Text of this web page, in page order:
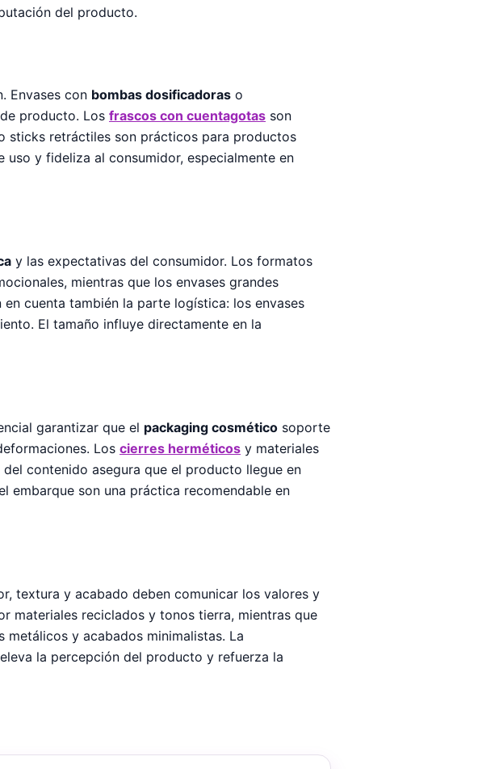
del producto.
Envases con bombas dosificadoras o
producto. Los frascos con cuentagotas son
sticks retráctiles son prácticos para productos
y fideliza al consumidor, especialmente en
y las expectativas del consumidor. Los formatos
mientras que los envases grandes
cuenta también la parte logística: los envases
El tamaño influye directamente en la
garantizar que el packaging cosmético soporte
Los cierres herméticos y materiales
contenido asegura que el producto llegue en
embarque son una práctica recomendable en
textura y acabado deben comunicar los valores y
materiales reciclados y tonos tierra, mientras que
metálicos y acabados minimalistas. La
la percepción del producto y refuerza la